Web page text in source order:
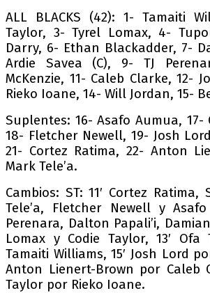
ALL BLACKS (42): 1- Tamaiti
Taylor, 3- Tyrel Lomax, 4-
Darry, 6- Ethan Blackadder, 7-
Ardie Savea (C), 9- TJ
McKenzie, 11- Caleb Clarke, 12-
Rieko Ioane, 14- Will Jordan, 15-
Suplentes: 16- Asafo Aumua, 17-
18- Fletcher Newell, 19- Josh
21- Cortez Ratima, 22- Anton
Mark Tele’a.
Cambios: ST: 11′ Cortez Ratima,
Tele’a, Fletcher Newell y
Perenara, Dalton Papali’i,
Lomax y Codie Taylor, 13′ Ofa
Tamaiti Williams, 15′ Josh Lord
Anton Lienert-Brown por Caleb
Taylor por Rieko Ioane.